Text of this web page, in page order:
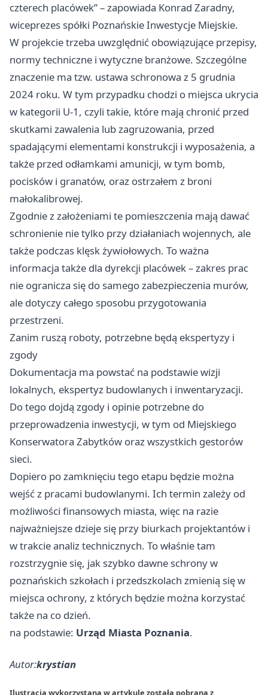
czterech placówek” – zapowiada Konrad Zaradny,
wiceprezes spółki Poznańskie Inwestycje Miejskie.
W projekcie trzeba uwzględnić obowiązujące przepisy,
normy techniczne i wytyczne branżowe. Szczególne
znaczenie ma tzw. ustawa schronowa z 5 grudnia
2024 roku. W tym przypadku chodzi o miejsca ukrycia
w kategorii U-1, czyli takie, które mają chronić przed
skutkami zawalenia lub zagruzowania, przed
spadającymi elementami konstrukcji i wyposażenia, a
także przed odłamkami amunicji, w tym bomb,
pocisków i granatów, oraz ostrzałem z broni
małokalibrowej.
Zgodnie z założeniami te pomieszczenia mają dawać
schronienie nie tylko przy działaniach wojennych, ale
także podczas klęsk żywiołowych. To ważna
informacja także dla dyrekcji placówek – zakres prac
nie ogranicza się do samego zabezpieczenia murów,
ale dotyczy całego sposobu przygotowania
przestrzeni.
Zanim ruszą roboty, potrzebne będą ekspertyzy i
zgody
Dokumentacja ma powstać na podstawie wizji
lokalnych, ekspertyz budowlanych i inwentaryzacji.
Do tego dojdą zgody i opinie potrzebne do
przeprowadzenia inwestycji, w tym od Miejskiego
Konserwatora Zabytków oraz wszystkich gestorów
sieci.
Dopiero po zamknięciu tego etapu będzie można
wejść z pracami budowlanymi. Ich termin zależy od
możliwości finansowych miasta, więc na razie
najważniejsze dzieje się przy biurkach projektantów i
w trakcie analiz technicznych. To właśnie tam
rozstrzygnie się, jak szybko dawne schrony w
poznańskich szkołach i przedszkolach zmienią się w
miejsca ochrony, z których będzie można korzystać
także na co dzień.
na podstawie: Urząd Miasta Poznania.
Autor:krystian
Ilustracja wykorzystana w artykule została pobrana z